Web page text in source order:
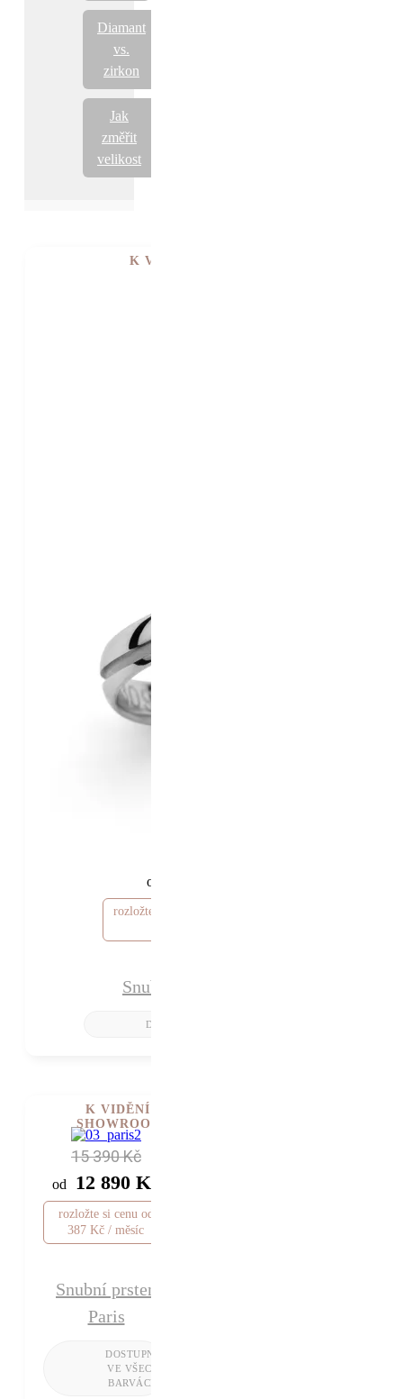
Diamant
vs.
zirkon
Jak
změřit
velikost
od
rozložte si cenu od 749 Kč / měsíc
Snubní prsteny Iliana
K VIDĚNÍ V SHOWROOMU
15 390 Kč
od 12 890 Kč
rozložte si cenu od
387 Kč / měsíc
Snubní prsten
Paris
K VIDĚNÍ V
SHOWROOMU